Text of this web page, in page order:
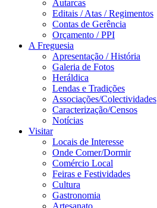
Autarcas
Editais / Atas / Regimentos
Contas de Gerência
Orçamento / PPI
A Freguesia
Apresentação / História
Galeria de Fotos
Heráldica
Lendas e Tradições
Associações/Colectividades
Caracterização/Censos
Notícias
Visitar
Locais de Interesse
Onde Comer/Dormir
Comércio Local
Feiras e Festividades
Cultura
Gastronomia
Artesanato